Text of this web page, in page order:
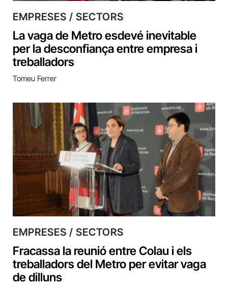
EMPRESES / SECTORS
La vaga de Metro esdevé inevitable
per la desconfiança entre empresa i
treballadors
Tomeu Ferrer
EMPRESES / SECTORS
Fracassa la reunió entre Colau i els
treballadors del Metro per evitar vaga
de dilluns